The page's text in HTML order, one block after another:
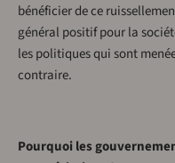
bénéficier de ce
général positif pour la
les politiques qui sont
contraire.
Pourquoi les